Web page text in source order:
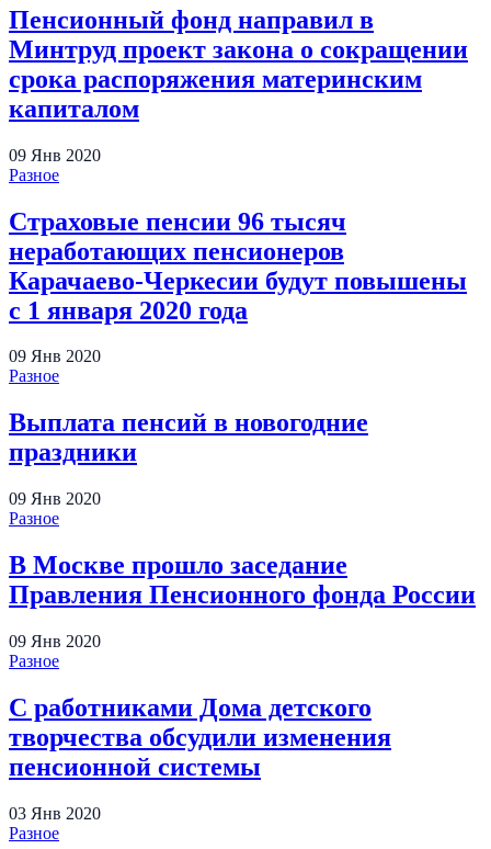
Пенсионный фонд направил в
Минтруд проект закона о сокращении
срока распоряжения материнским
капиталом
09 Янв 2020
Разное
Страховые пенсии 96 тысяч
неработающих пенсионеров
Карачаево-Черкесии будут повышены
с 1 января 2020 года
09 Янв 2020
Разное
Выплата пенсий в новогодние
праздники
09 Янв 2020
Разное
В Москве прошло заседание
Правления Пенсионного фонда России
09 Янв 2020
Разное
С работниками Дома детского
творчества обсудили изменения
пенсионной системы
03 Янв 2020
Разное